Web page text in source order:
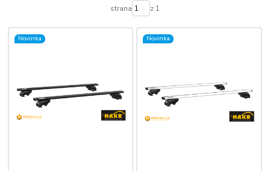
strana z 1
Novinka Novinka